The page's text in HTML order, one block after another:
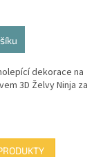
dekorace na
3D Želvy Ninja za